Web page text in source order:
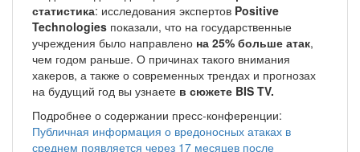
статистика: исследования экспертов Positive
Technologies показали, что на государственные
учреждения было направлено на 25% больше атак,
чем годом раньше. О причинах такого внимания
хакеров, а также о современных трендах и прогнозах
на будущий год вы узнаете в сюжете BIS TV.
Подробнее о содержании пресс-конференции:
Публичная информация о вредоносных атаках в
среднем появляется через 17 месяцев после